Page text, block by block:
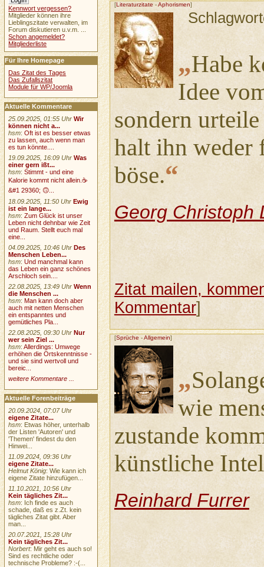
[Literaturzitate -Aphorismen]
„Habe
Idee
sondern
halt ihn weder
böse.“
Georg Christoph
Zitat mailen,
Kommentar]
[Sprüche -Allgemein]
„
wie
zustande
künstliche
Reinhard Furrer
Kennwort vergessen?
Mitglieder können ihre
Lieblingszitate verwalten, im
Forum diskutieren u.v.m. ...
Schon angemeldet?
Mitgliederliste
Für Ihre Homepage
Das Zitat des Tages
Das Zufallszitat
Module für WP/Joomla
Aktuelle Kommentare
25.09.2025, 01:55 Uhr Wir
können nicht a...
hsm:Oft ist es besser etwas
zu lassen, auch wenn man
es tun könnte....
19.09.2025, 16:09 Uhr Was
einer gern ißt...
hsm:Stimmt - und eine
Kalorie kommt nicht allein.☕
&#1 29360; 🙃...
18.09.2025, 11:50 Uhr Ewig
ist ein lange...
hsm:Zum Glück ist unser
Leben nicht dehnbar wie Zeit
und Raum. Stellt euch mal
eine...
04.09.2025, 10:46 Uhr Des
Menschen Leben...
hsm:Und manchmal kann
das Leben ein ganz schönes
Arschloch sein....
22.08.2025, 13:49 Uhr Wenn
die Menschen ...
hsm:Man kann doch aber
auch mit netten Menschen
ein entspanntes und
gemütliches Pla...
22.08.2025, 09:30 Uhr Nur
wer sein Ziel ...
hsm:Allerdings: Umwege
erhöhen die Ortskenntnisse -
und sie sind wertvoll und
bereic...
weitere Kommentare ...
Aktuelle Forenbeiträge
20.09.2024, 07:07 Uhr
eigene Zitate...
hsm: Etwas höher, unterhalb
der Listen 'Autoren' und
'Themen' findest du den
Hinwei...
11.09.2024, 09:36 Uhr
eigene Zitate...
Helmut König: Wie kann ich
eigene Zitate hinzufügen...
11.10.2021, 10:56 Uhr
Kein tägliches Zit...
hsm: Ich finde es auch
schade, daß es z.Zt. kein
tägliches Zitat gibt. Aber
man...
20.07.2021, 15:28 Uhr
Kein tägliches Zit...
Norbert: Mir geht es auch so!
Sind es rechtliche oder
technische Probleme? :-(...